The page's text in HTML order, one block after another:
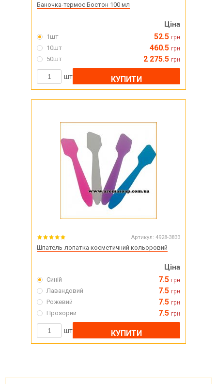
Баночка-термос Бостон 100 мл
Ціна
1шт 52.5 грн
10шт 460.5 грн
50шт 2 275.5 грн
шт КУПИТИ
Артикул: 4928-3833
Шпатель-лопатка косметичний кольоровий
Ціна
Синій 7.5 грн
Лавандовий 7.5 грн
Рожевий 7.5 грн
Прозорий 7.5 грн
шт КУПИТИ